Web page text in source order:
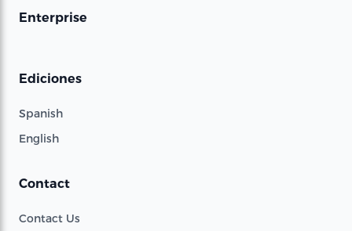
Enterprise
Ediciones
Spanish
English
Contact
Contact Us